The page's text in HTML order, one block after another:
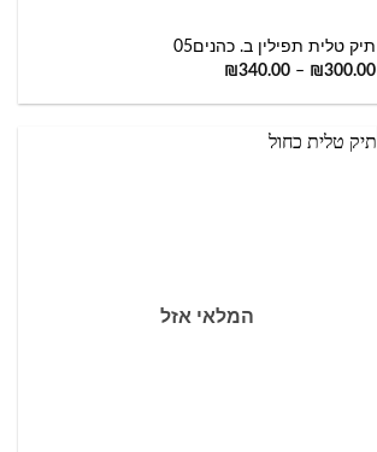
תיק טלית תפילין ב. כהנים05
₪300.00
–
₪340.00
המלאי אזל